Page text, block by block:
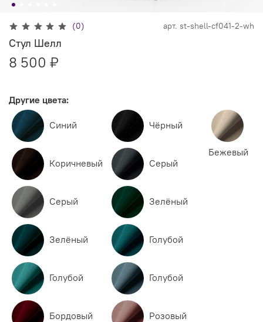
(0) арт. st-shell-cf041-2-wh
Стул Шелл
8 500 ₽
Другие цвета:
Синий Чёрный
Коричневый Серый
Серый Зелёный
Зелёный Голубой
Голубой Голубой
Бордовый Розовый
Бежевый